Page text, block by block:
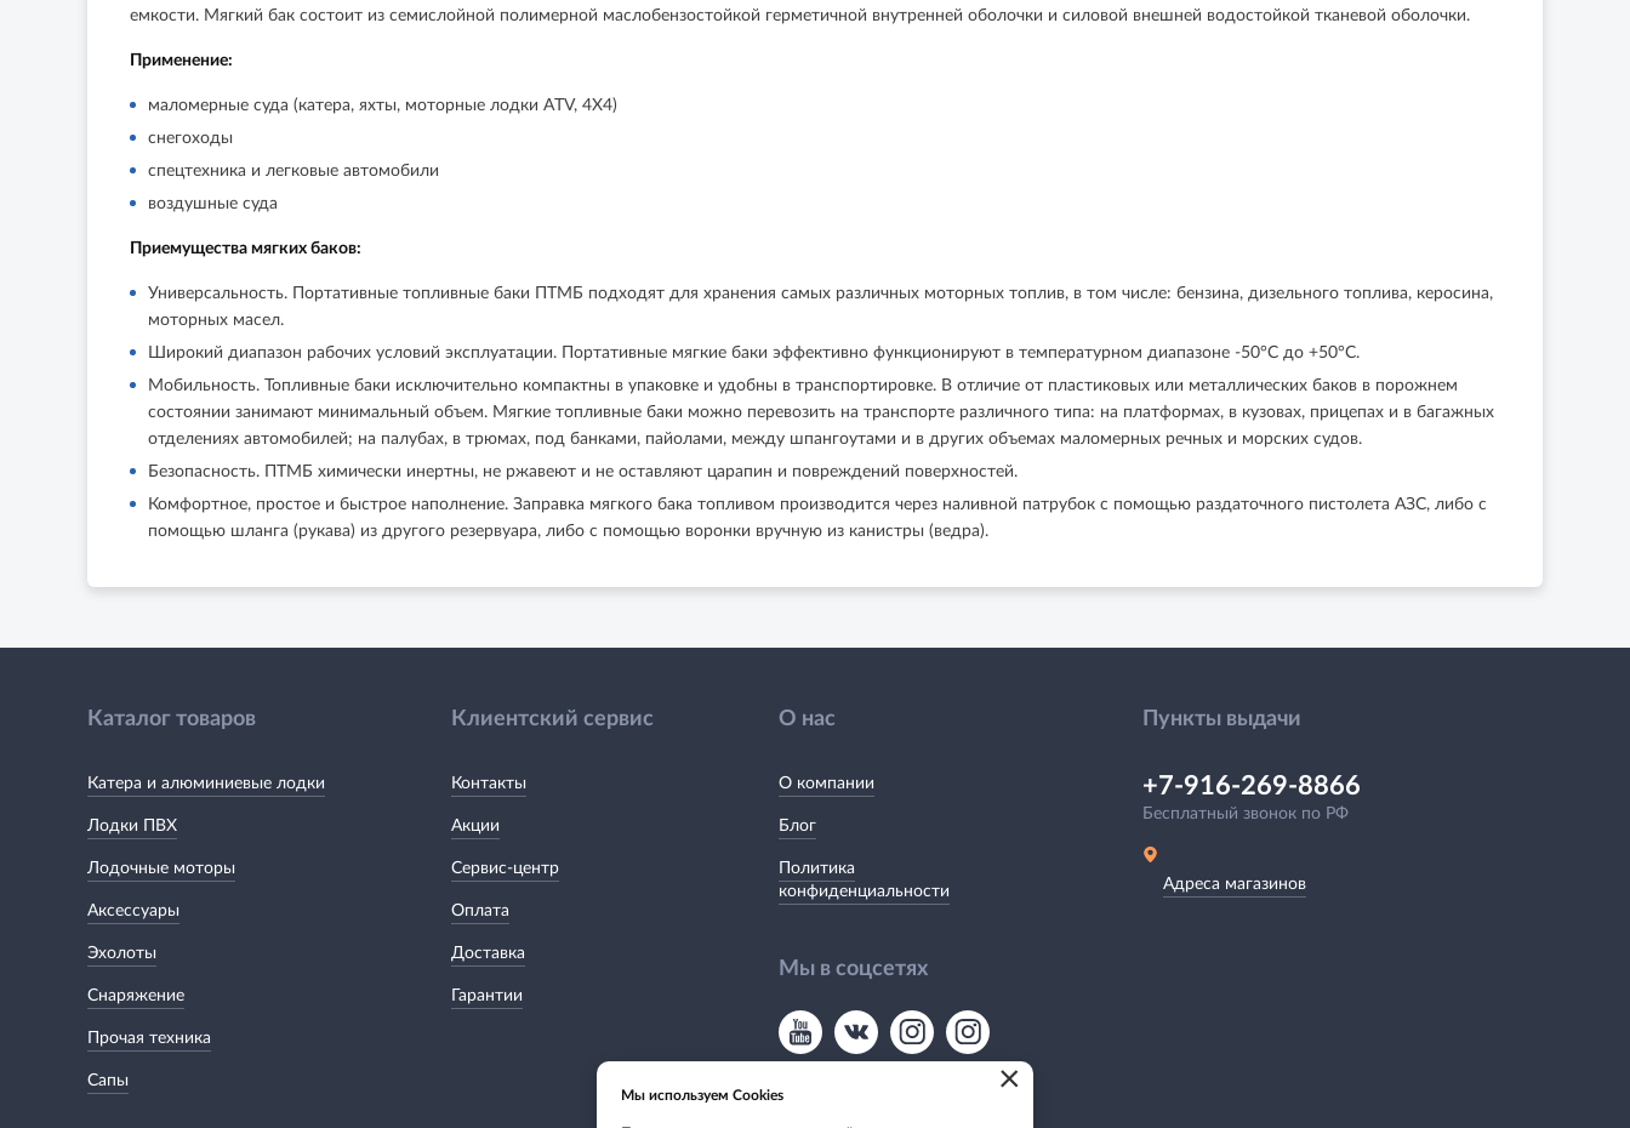
емкости. Мягкий бак состоит из семислойной полимерной маслобензостойкой герметичной внутренней оболочки и силовой внешней водостойкой тканевой оболочки.
Применение:
маломерные суда (катера, яхты, моторные лодки ATV, 4X4)
снегоходы
спецтехника и легковые автомобили
воздушные суда
Приемущества мягких баков:
Универсальность.
Портативные топливные баки ПТМБ подходят для хранения самых различных моторных топлив, в том числе: бензина, дизельного топлива, керосина,
моторных масел.
Широкий диапазон рабочих условий эксплуатации.
Портативные мягкие баки эффективно функционируют в температурном диапазоне -50°C до +50°C.
Мобильность.
Топливные баки исключительно компактны в упаковке и удобны в транспортировке. В отличие от пластиковых или металлических баков в порожнем
состоянии занимают минимальный объем. Мягкие топливные баки можно перевозить на транспорте различного типа: на платформах, в кузовах, прицепах и в багажных
отделениях автомобилей; на палубах, в трюмах, под банками, пайолами, между шпангоутами и в других объемах маломерных речных и морских судов.
Безопасность.
ПТМБ химически инертны, не ржавеют и не оставляют царапин и повреждений поверхностей.
Комфортное, простое и быстрое наполнение. Заправка мягкого бака топливом производится через наливной патрубок с помощью раздаточного пистолета АЗС, либо с
помощью шланга (рукава) из другого резервуара, либо с помощью воронки вручную из канистры (ведра).
Каталог товаров
Катера и алюминиевые лодки
Лодки ПВХ
Лодочные моторы
Аксессуары
Эхолоты
Снаряжение
Прочая техника
Сапы
Клиентский сервис
Контакты
Акции
Сервис-центр
Оплата
Доставка
Гарантии
О нас
О компании
Блог
Политика
конфиденциальности
Мы в соцсетях
Пункты выдачи
+7-916-269-8866
Бесплатный звонок по РФ
Адреса магазинов
×
Мы используем Cookies